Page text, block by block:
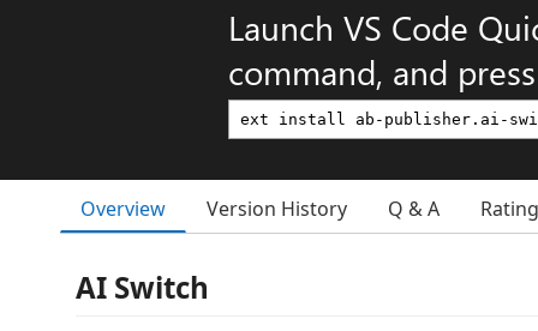
Launch VS Code
command, and
Overview Version History Q & A
AI Switch